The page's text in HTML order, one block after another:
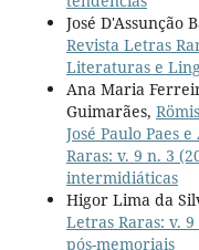
José D'Assunção
Revista Letras
Literaturas e
Ana Maria
Guimarães,
José Paulo Paes
Raras: v. 9 n. 3
intermidiáticas
Higor Lima da
Letras Raras: v.
pós-memoriais